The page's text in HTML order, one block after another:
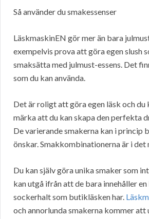
Så använder du smakessenser
LäskmaskinEN gör mer än bara
exempelvis prova att göra egen slush
smaksätta med julmust-essens. Det
som du kan använda.
Det är roligt att göra egen läsk och
märka att du kan skapa den perfekta
De varierande smakerna kan i princip
önskar. Smakkombinationerna är i det
Du kan själv göra unika smaker som
kan utgå ifrån att de bara innehåller
sockerhalt som butikläsken har.
och annorlunda smakerna kommer att